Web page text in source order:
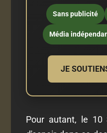
Sans publicité
Média
JE
Pour autant, le 10